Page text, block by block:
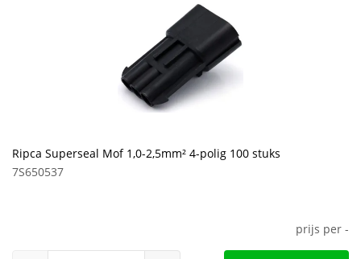
Ripca Superseal Mof 1,0-2,5mm² 4-polig 100 stuks
7S650537
prijs per -